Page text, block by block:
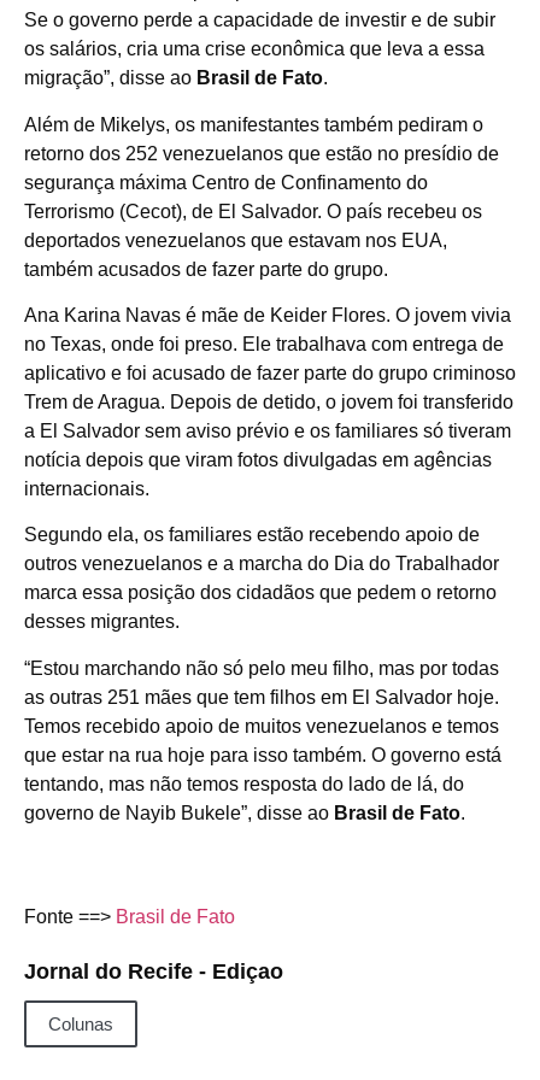
Se o governo perde a capacidade de investir e de subir
os salários, cria uma crise econômica que leva a essa
migração”, disse ao Brasil de Fato.
Além de Mikelys, os manifestantes também pediram o
retorno dos 252 venezuelanos que estão no presídio de
segurança máxima Centro de Confinamento do
Terrorismo (Cecot), de El Salvador. O país recebeu os
deportados venezuelanos que estavam nos EUA,
também acusados de fazer parte do grupo.
Ana Karina Navas é mãe de Keider Flores. O jovem vivia
no Texas, onde foi preso. Ele trabalhava com entrega de
aplicativo e foi acusado de fazer parte do grupo criminoso
Trem de Aragua. Depois de detido, o jovem foi transferido
a El Salvador sem aviso prévio e os familiares só tiveram
notícia depois que viram fotos divulgadas em agências
internacionais.
Segundo ela, os familiares estão recebendo apoio de
outros venezuelanos e a marcha do Dia do Trabalhador
marca essa posição dos cidadãos que pedem o retorno
desses migrantes.
“Estou marchando não só pelo meu filho, mas por todas
as outras 251 mães que tem filhos em El Salvador hoje.
Temos recebido apoio de muitos venezuelanos e temos
que estar na rua hoje para isso também. O governo está
tentando, mas não temos resposta do lado de lá, do
governo de Nayib Bukele”, disse ao Brasil de Fato.
Fonte ==> Brasil de Fato
Jornal do Recife - Ediçao
Colunas